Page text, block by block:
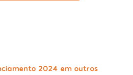
2024 em outros